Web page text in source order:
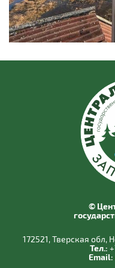
©
172521, Тверская обл,
Тел.:
Email: